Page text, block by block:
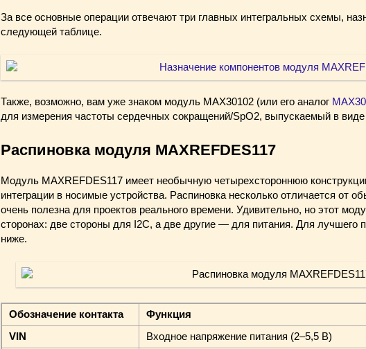
За все основные операции отвечают три главных интегральных схемы,
следующей таблице.
Также, возможно, вам уже знаком модуль MAX30102 (или его аналог
для измерения частоты сердечных сокращений/SpO2, выпускаемый в
Распиновка модуля MAXREFDES117
Модуль MAXREFDES117 имеет необычную четырехстороннюю
интеграции в носимые устройства. Распиновка несколько отличается от
очень полезна для проектов реального времени. Удивительно, но этот
сторонах: две стороны для I2C, а две другие — для питания. Для лучшего
ниже.
Обозначение контакта Функция
VIN
Входное напряжение питания (2–5,5 В)